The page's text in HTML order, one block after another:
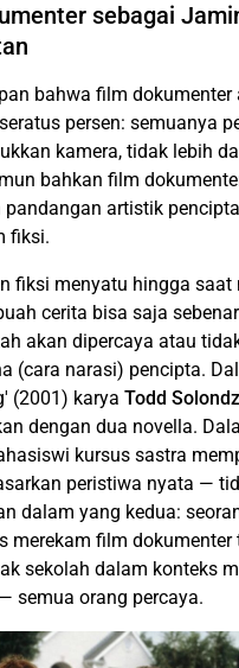
sebagai
bahwa film dokumenter
persen: semuanya
kamera, tidak lebih
bahkan film
pandangan artistik
fiksi.
fiksi menyatu hingga saat
cerita bisa saja
akan dipercaya atau
(cara narasi) pencipta.
(2001) karya Todd Solondz
dengan dua novella.
kursus sastra
peristiwa nyata —
dalam yang kedua:
merekam film dokumenter
sekolah dalam konteks
semua orang percaya.